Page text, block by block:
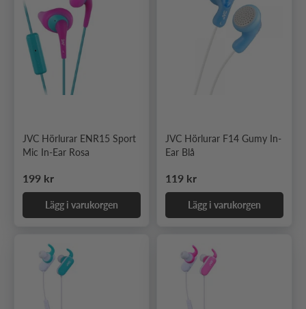
JVC Hörlurar ENR15 Sport
Mic In-Ear Rosa
Ordinarie pris
199 kr
Lägg i varukorgen
JVC Hörlurar F14 Gumy In-
Ear Blå
Ordinarie pris
119 kr
Lägg i varukorgen